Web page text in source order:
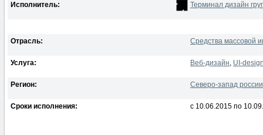
Исполнитель: Терминал дизайн
Отрасль: Средства массовой
Услуга: Веб-дизайн, UI-
Регион: Северо-запад россии
Сроки исполнения: с 10.06.2015 по